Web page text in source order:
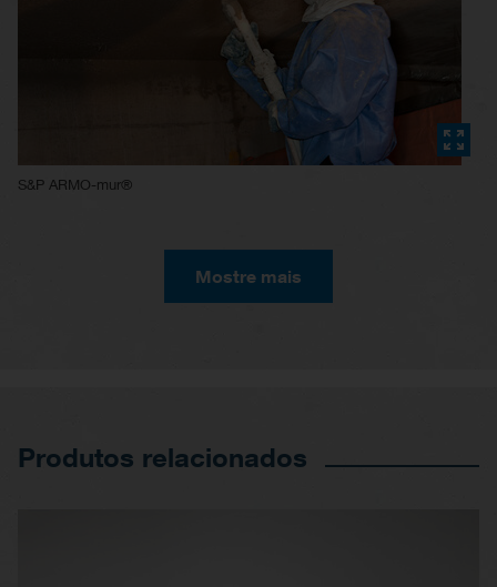
S&P ARMO-mur®
Mostre mais
Produtos relacionados